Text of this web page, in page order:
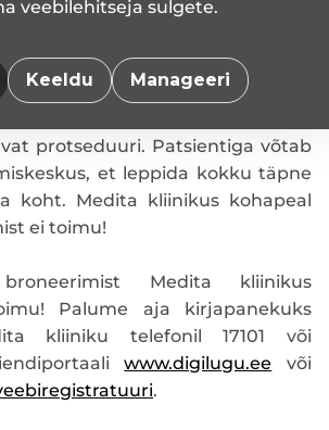
veebilehitseja sulgete.
Keeldu Manageeri
kes tulevad Medita kliinikusse
uuringule, tuleb eelnevalt teha
väljastab saatekirja Medita
protseduuri. Patsientiga võtab
et leppida kokku täpne
koht. Medita kliinikus kohapeal
ei toimu!
broneerimist Medita kliinikus
Palume aja kirjapanekuks
kliiniku telefonil 17101 või
www.digilugu.ee või
.